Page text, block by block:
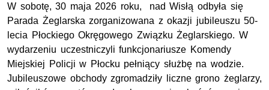
W sobotę, 30 maja 2026 roku, nad Wisłą odbyła się
Parada Żeglarska zorganizowana z okazji jubileuszu 50-
lecia Płockiego Okręgowego Związku Żeglarskiego. W
wydarzeniu uczestniczyli funkcjonariusze Komendy
Miejskiej Policji w Płocku pełniący służbę na wodzie.
Jubileuszowe obchody zgromadziły liczne grono żeglarzy,